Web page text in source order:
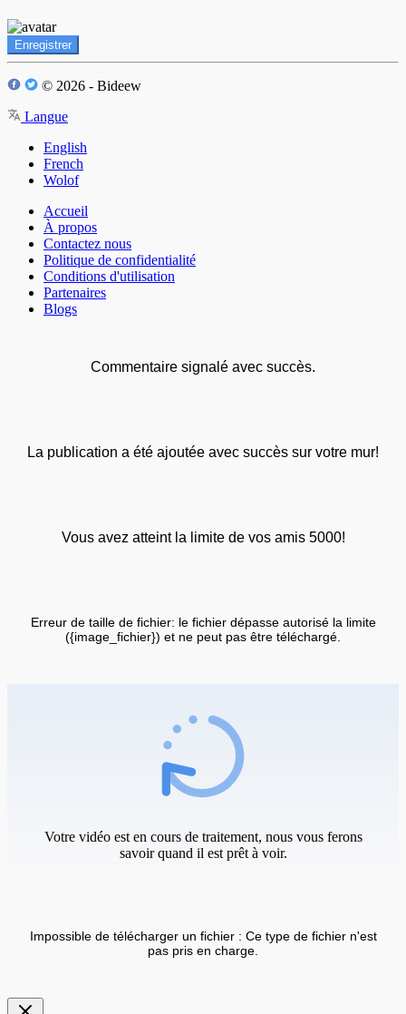
Enregistrer
© 2026 - Bideew
Langue
English
French
Wolof
Accueil
À propos
Contactez nous
Politique de confidentialité
Conditions d'utilisation
Partenaires
Blogs
Commentaire signalé avec succès.
La publication a été ajoutée avec succès sur votre mur!
Vous avez atteint la limite de vos amis 5000!
Erreur de taille de fichier: le fichier dépasse autorisé la limite
({image_fichier}) et ne peut pas être téléchargé.
Votre vidéo est en cours de traitement, nous vous ferons
savoir quand il est prêt à voir.
Impossible de télécharger un fichier : Ce type de fichier n'est
pas pris en charge.